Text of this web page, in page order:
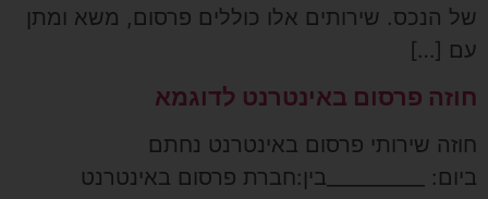
של הנכס. שירותים אלו כוללים פרסום, משא ומתן
עם […]
חוזה פרסום באינטרנט לדוגמא
חוזה שירותי פרסום באינטרנט נחתם
ביום: __________בין:חברת פרסום באינטרנט